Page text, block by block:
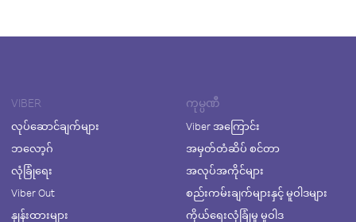
VIBER
လုပ်ဆောင်ချက်များ
ဘလော့ဂ်
လုံခြုံရေး
Viber Out
နှုန်းထားများ
ကုမ္ပဏီ
Viber အကြောင်း
အမှတ်တံဆိပ် စင်တာ
အလုပ်အကိုင်များ
စည်းကမ်းချက်များနှင့် မူဝါဒများ
ကိုယ်ရေးလုံခြုံမှု မူဝါဒ